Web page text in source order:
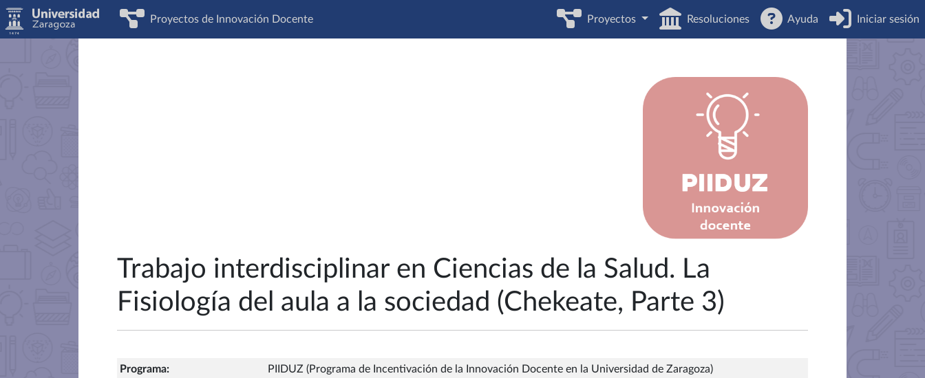
Proyectos de Innovación Docente Proyectos Resoluciones Ayuda Iniciar sesión
Trabajo interdisciplinar en Ciencias de la Salud. La
Fisiología del aula a la sociedad (Chekeate, Parte 3)
Programa: PIIDUZ (Programa de Incentivación de la Innovación Docente en la Universidad de Zaragoza)